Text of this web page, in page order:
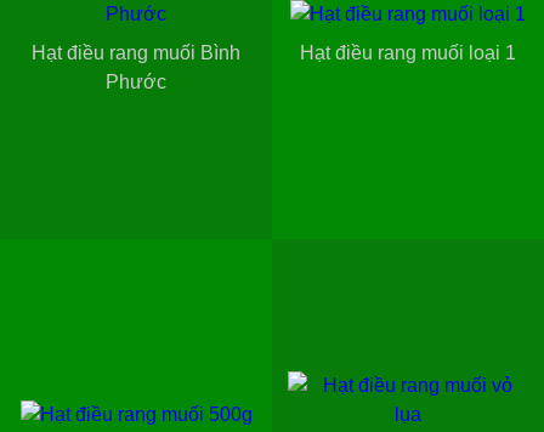
Hạt điều rang muối Bình
Phước
Hạt điều rang muối loại 1